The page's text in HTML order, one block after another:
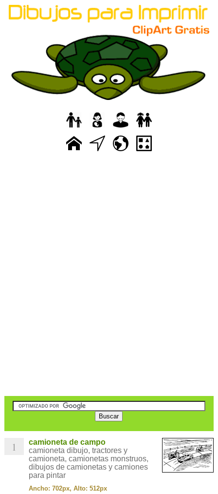
1
camioneta de campo
camioneta dibujo, tractores y
camioneta, camionetas monstruos,
dibujos de camionetas y camiones
para pintar
Ancho: 702px, Alto: 512px